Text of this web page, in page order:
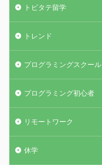
トビタテ留学
トレンド
プログラミングスクール
プログラミング初心者
リモートワーク
休学